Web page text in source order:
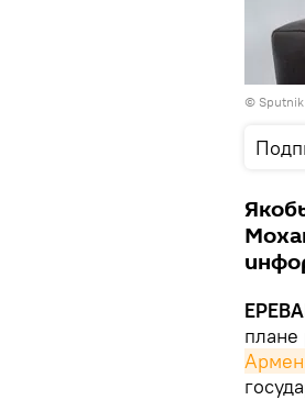
© Sputnik
плане